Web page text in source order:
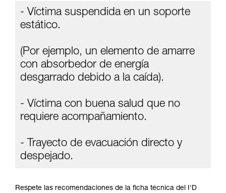
Dominar estas técnicas requiere una formación
y un entrenamiento específico. Confirme a
seguridad, antes de ejecutarlas de forma
autónoma.
Damos ejemplos de técnicas relacionadas con
su actividad. Pueden existir otras que no
- Víctima suspendida en un soporte
estático.
(Por ejemplo, un elemento de amarre
con absorbedor de energía
desgarrado debido a la caída).
- Víctima con buena salud que no
requiere acompañamiento.
- Trayecto de evacuación directo y
despejado.
Respete las recomendaciones de la ficha técnica del I'D